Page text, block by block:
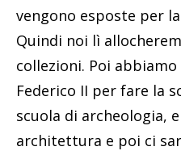
vengono esposte per
Quindi noi lì
collezioni. Poi
Federico II per fare la
scuola di archeologia,
architettura e poi ci